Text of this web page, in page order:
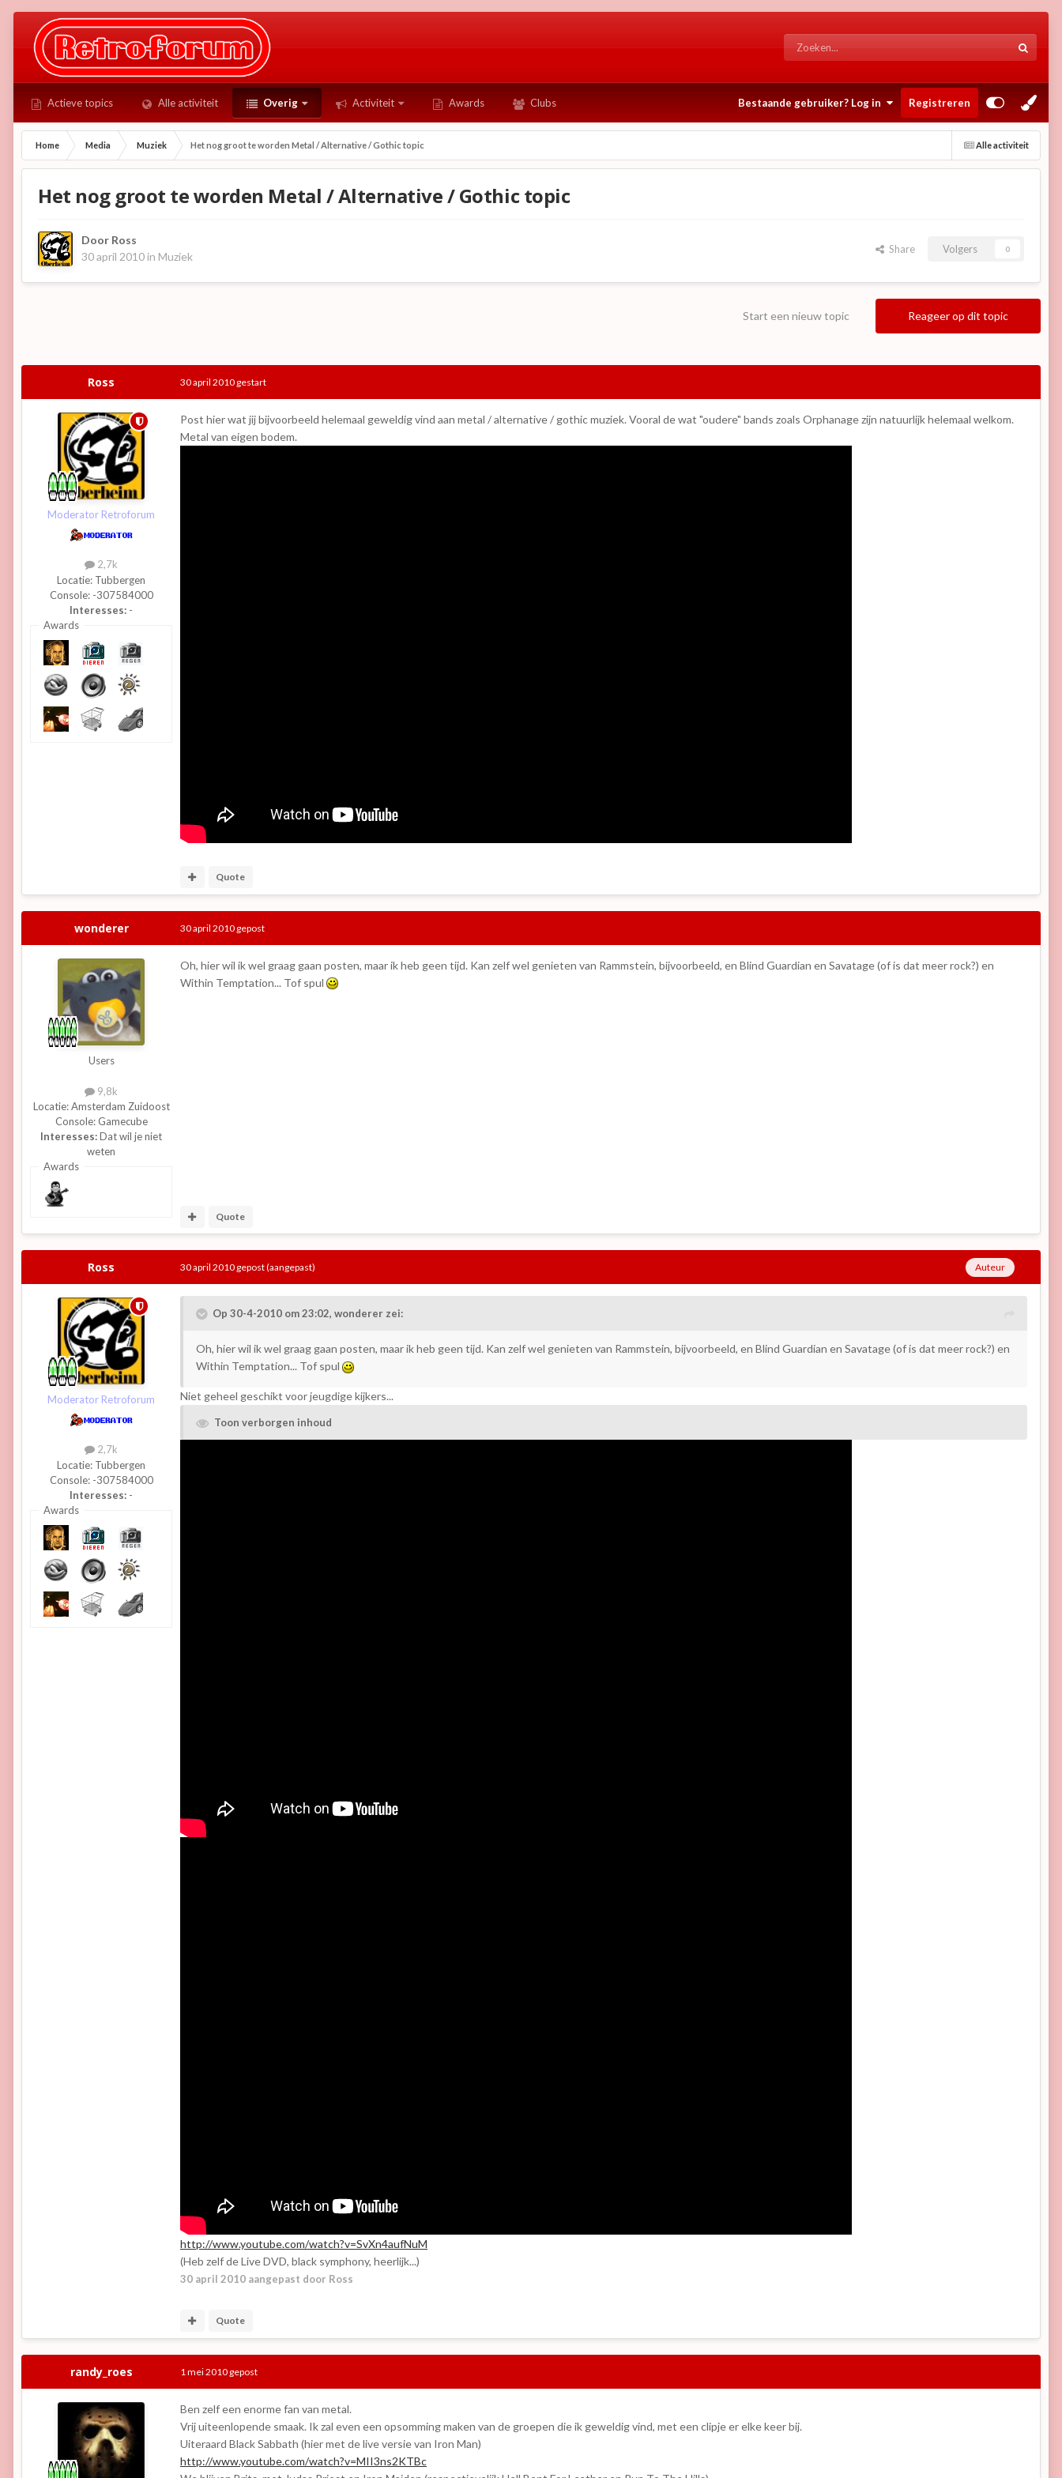
Actieve topics Alle activiteit Overig Activiteit Awards Clubs Bestaande gebruiker? Log in Registreren
Alle activiteit
Home Media Muziek Het nog groot te worden Metal / Alternative / Gothic topic
Het nog groot te worden Metal / Alternative / Gothic topic
Door Ross
30 april 2010 in Muziek
Share Volgers 0
Reageer op dit topic
Start een nieuw topic
Ross
Moderator Retroforum
2,7k
Locatie: Tubbergen
Console: -307584000
Interesses: -
Awards
30 april 2010 gestart
Post hier wat jij bijvoorbeeld helemaal geweldig vind aan metal / alternative / gothic muziek. Vooral de wat "oudere" bands zoals Orphanage zijn natuurlijk helemaal welkom.
Metal van eigen bodem.
Quote
wonderer
Users
9,8k
Locatie:Amsterdam Zuidoost
Console: Gamecube
Interesses:Dat wil je niet
weten
Awards
30 april 2010 gepost
Oh, hier wil ik wel graag gaan posten, maar ik heb geen tijd. Kan zelf wel genieten van Rammstein, bijvoorbeeld, en Blind Guardian en Savatage (of is dat meer rock?) en
Within Temptation... Tof spul
Quote
Ross
Moderator Retroforum
2,7k
Locatie: Tubbergen
Console: -307584000
Interesses: -
Awards
Auteur
30 april 2010 gepost(aangepast)
Op 30-4-2010 om 23:02, wonderer zei:
Oh, hier wil ik wel graag gaan posten, maar ik heb geen tijd. Kan zelf wel genieten van Rammstein, bijvoorbeeld, en Blind Guardian en Savatage (of is dat meer rock?) en
Within Temptation... Tof spul
Niet geheel geschikt voor jeugdige kijkers...
Toon verborgen inhoud
http://www.youtube.com/watch?v=SvXn4aufNuM
(Heb zelf de Live DVD, black symphony, heerlijk...)
30 april 2010 aangepast door Ross
Quote
randy_roes 1 mei 2010 gepost
Ben zelf een enorme fan van metal.
Vrij uiteenlopende smaak. Ik zal even een opsomming maken van de groepen die ik geweldig vind, met een clipje er elke keer bij.
Uiteraard Black Sabbath (hier met de live versie van Iron Man)
http://www.youtube.com/watch?v=MII3ns2KTBc